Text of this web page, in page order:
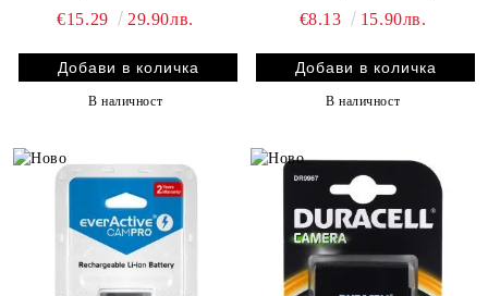
Творчество
€15.29 29.90лв.
В наличност
PS500, CA-PS400
€8.13 15.90лв.
В наличност